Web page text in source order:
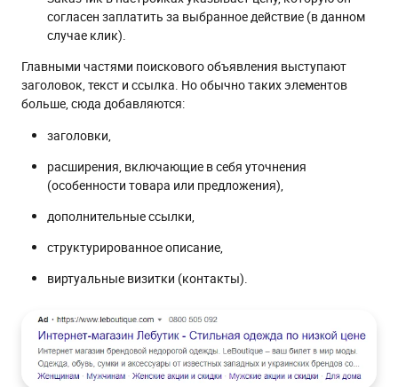
согласен заплатить за выбранное действие (в данном
случае клик).
Главными частями поискового объявления выступают
заголовок, текст и ссылка. Но обычно таких элементов
больше, сюда добавляются:
заголовки,
расширения, включающие в себя уточнения
(особенности товара или предложения),
дополнительные ссылки,
структурированное описание,
виртуальные визитки (контакты).